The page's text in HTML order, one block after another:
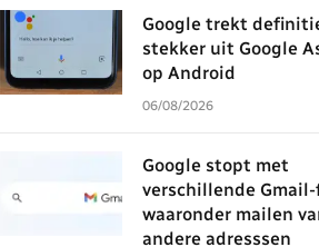
Google trekt
stekker uit Google
op Android
06/08/2026
Google stopt met
verschillende
waaronder mailen
andere adresssen